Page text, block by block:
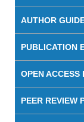
AUTHOR
PUBLICATION
OPEN ACCESS
PEER REVIEW